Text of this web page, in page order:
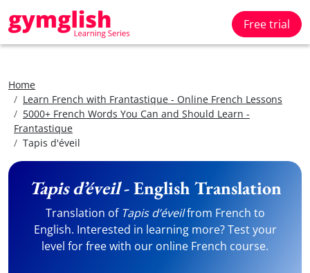
Free trial
Home
Learn French with Frantastique - Online French Lessons
5000+ French Words You Can and Should Learn -
Frantastique
Tapis d'éveil
Tapis d’éveil- English Translation
Translation of Tapis d’éveilfrom French to
English. Interested in learning more? Test your
level for free with our online French course.